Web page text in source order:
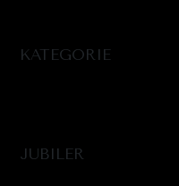
KATEGORIE
JUBILER